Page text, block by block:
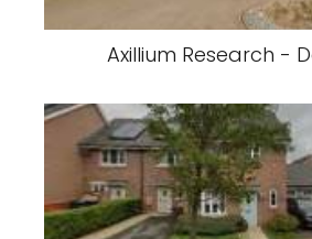
Axillium Research -